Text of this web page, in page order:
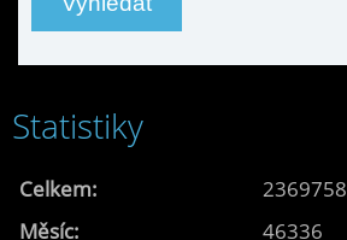
Statistiky
Celkem:
2369758
Měsíc:
46336